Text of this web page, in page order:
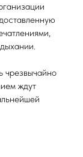
чрезвычайно
ждут